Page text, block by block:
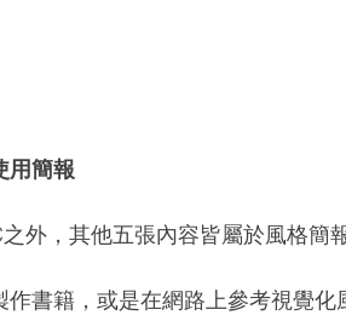
用簡報
外，其他五張內容皆屬於風格簡報
書籍，或是在網路上參考視覺